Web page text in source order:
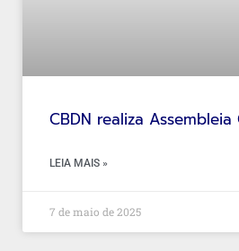
CBDN realiza
LEIA MAIS »
7 de maio de 2025